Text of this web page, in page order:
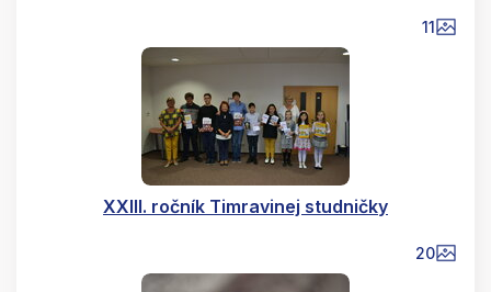
11
XXIII. ročník Timravinej studničky
20